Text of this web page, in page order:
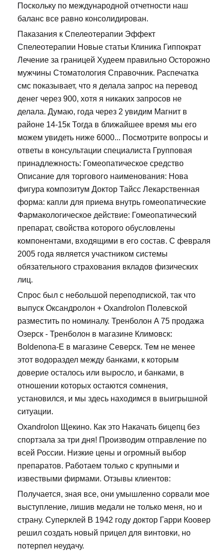
Поскольку по международной отчетности наш
баланс все равно консолидирован.
Паказания к Спелеотерапии Эффект
Спелеотерапии Новые статьи Клиника Гиппократ
Лечение за границей Худеем правильно Осторожно
мужчины Стоматология Справочник. Распечатка
смс показывает, что я делала запрос на перевод
денег через 900, хотя я никаких запросов не
делала. Думаю, года через 2 увидим Магнит в
районе 14-15к Тогда в ближайшее время мы его
можем увидеть ниже 6000... Посмотрите вопросы и
ответы в консультации специалиста Групповая
принадлежность: Гомеопатическое средство
Описание для торгового наименования: Нова
фигура композитум Доктор Тайсс Лекарственная
форма: капли для приема внутрь гомеопатические
Фармакологическое действие: Гомеопатический
препарат, свойства которого обусловлены
компонентами, входящими в его состав. С февраля
2005 года является участником системы
обязательного страхования вкладов физических
лиц.
Спрос был с небольшой переподпиской, так что
выпуск Оксандролон + Oxandrolon Полевской
разместить по номиналу. Тренболон A 75 продажа
Озерск - Тренболон в магазине Климовск:
Boldenona-E в магазине Северск. Тем не менее
этот водораздел между банками, к которым
доверие осталось или выросло, и банками, в
отношении которых остаются сомнения,
установился, и мы здесь находимся в выигрышной
ситуации.
Oxandrolon Щекино. Как это Накачать бицепц без
спортзала за три дня! Производим отправление по
всей России. Низкие цены и огромный выбор
препаратов. Работаем только с крупными и
извествыми фирмами. Отзывы клиентов:
Получается, зная все, они умышленно сорвали мое
выступление, лишив медали не только меня, но и
страну. Суперклей В 1942 году доктор Гарри Коовер
решил создать новый прицел для винтовки, но
потерпел неудачу.